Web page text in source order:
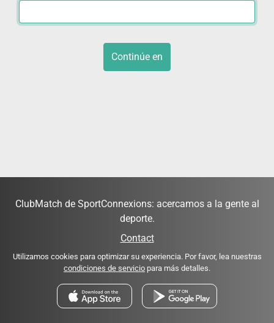
Continúe en
ClubMatch de SportConnexions: acercamos a la gente al
deporte.
Contact
Utilizamos cookies para optimizar su experiencia. Por favor, lea nuestras
condiciones de servicio para más detalles.